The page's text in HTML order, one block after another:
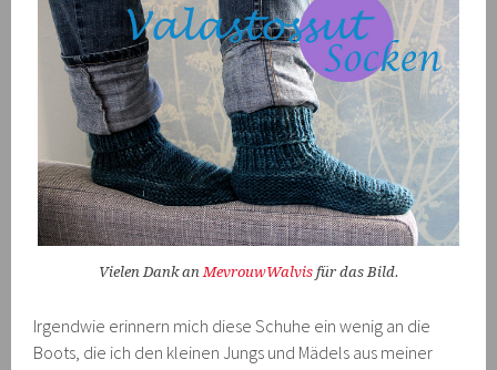
Vielen Dank an MevrouwWalvisfür das Bild.
Irgendwie erinnern mich diese Schuhe ein wenig an die
Boots, die ich den kleinen Jungs und Mädels aus meiner